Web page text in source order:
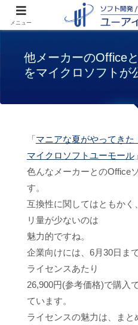
お知らせ
性能比較サイトをマイクロソフ
他メーカーのOffice
をマイクロソフトが
「マニアな夏がやってきた
マイクロソフトユーモール
色んなメーカーとのOffice
す。
互換性に関してはともかく
リ量が少ないのは
魅力的ですね。
企業向けには、6月30日ま
ライセンスあたり
26,900円(参考価格)で購入
ています。
ライセンスの魅力は、まと
メニュー